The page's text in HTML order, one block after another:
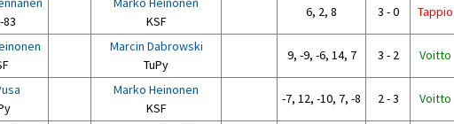
KSF
6, 2, 8 3 - 0 Tappio
Marcin Dabrowski
TuPy
9, -9, -6, 14, 7 3 - 2 Voitto
Marko Heinonen
KSF
-7, 12, -10, 7, -8 2 - 3 Voitto